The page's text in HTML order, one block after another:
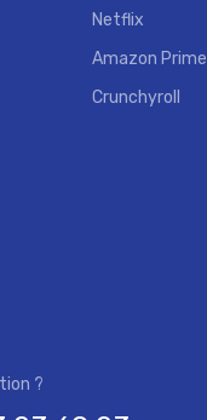
Netflix
Amazon Prime
Crunchyroll